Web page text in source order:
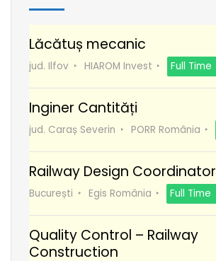
Lăcătuș mecanic
jud. Ilfov HIAROM Invest Full Time
Inginer Cantități
jud. Caraș Severin PORR România
Railway Design Coordinator
București Egis România Full Time
Quality Control – Railway
Construction